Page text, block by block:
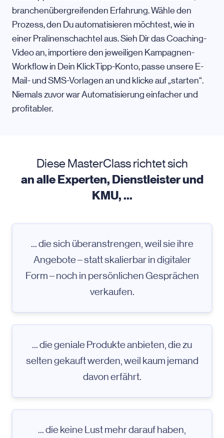
branchenübergreifenden Erfahrung. Wähle den
Prozess, den Du automatisieren möchtest, wie in
einer Pralinenschachtel aus. Sieh Dir das Coaching-
Video an, importiere den jeweiligen Kampagnen-
Workflow in Dein KlickTipp-Konto, passe unsere E-
Mail- und SMS-Vorlagen an und klicke auf „starten“.
Niemals zuvor war Automatisierung einfacher und
profitabler.
Diese MasterClass richtet sich
an alle Experten, Dienstleister und
KMU, ...
... die sich überanstrengen, weil sie ihre
Angebote – statt skalierbar in digitaler
Form – noch in persönlichen Gesprächen
verkaufen.
... die geniale Produkte anbieten, die zu
selten gekauft werden, weil kaum jemand
davon erfährt.
... die keine Lust mehr darauf haben,